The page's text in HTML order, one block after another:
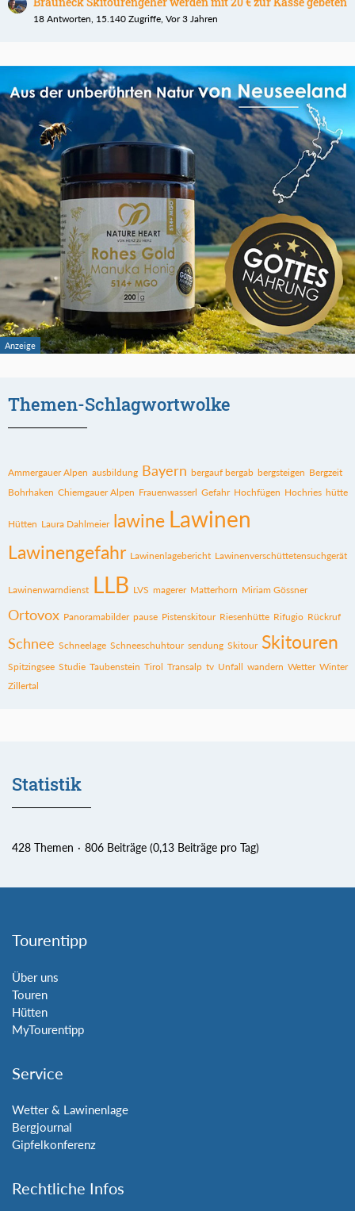
18 Antworten, 15.140 Zugriffe, Vor 3 Jahren
Themen-Schlagwortwolke
Ammergauer Alpen ausbildung Bayern bergauf bergab bergsteigen Bergzeit
Bohrhaken Chiemgauer Alpen Frauenwasserl Gefahr Hochfügen Hochries hütte
Hütten Laura Dahlmeier lawine Lawinen
Lawinengefahr Lawinenlagebericht Lawinenverschüttetensuchgerät
Lawinenwarndienst LLB LVS magerer Matterhorn Miriam Gössner
Ortovox Panoramabilder pause Pistenskitour Riesenhütte Rifugio Rückruf
Schnee Schneelage Schneeschuhtour sendung Skitour Skitouren
Spitzingsee Studie Taubenstein Tirol Transalp tv Unfall wandern Wetter Winter
Zillertal
Statistik
428 Themen 806 Beiträge (0,13 Beiträge pro Tag)
Tourentipp
Über uns
Touren
Hütten
MyTourentipp
Service
Wetter & Lawinenlage
Bergjournal
Gipfelkonferenz
Rechtliche Infos